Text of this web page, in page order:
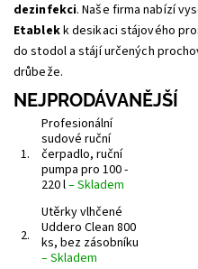
dezinfekci. Naše firma nabízí
Etablekk desikaci stájového
do stodol a stájí určených
drůbeže.
NEJPRODÁVANĚJŠÍ
1.
Profesionální
sudové ruční
čerpadlo, ruční
pumpa pro 100 -
220 l–Skladem
2.
Utěrky vlhčené
Uddero Clean 800
ks, bez zásobníku
–Skladem